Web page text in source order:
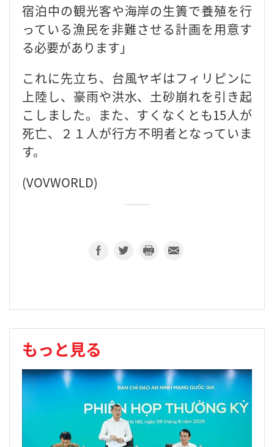
宿泊中の観光客や海岸の生簀で養殖を行
っている漁民を非難させる計画を用意す
る必要があります」
これに先立ち、台風ヤギはフィリピンに
上陸し、豪雨や洪水、土砂崩れを引き起
こしました。また、すくなくとも15人が
死亡、２１人が行方不明者となっていま
す。
(VOVWORLD)
もっと見る